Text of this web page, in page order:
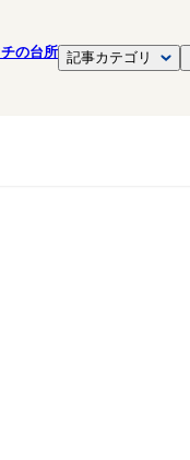
の台所 記事カテゴリ